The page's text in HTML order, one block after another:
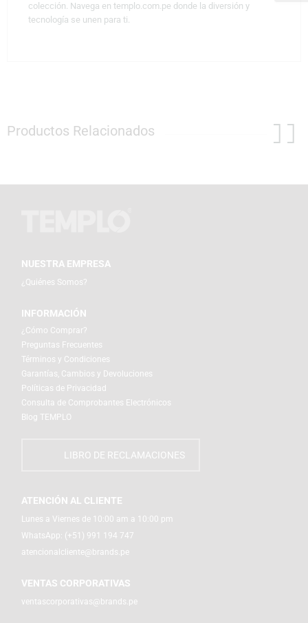
colección. Navega en templo.com.pe donde la diversión y
tecnología se unen para ti.
Productos Relacionados
NUESTRA EMPRESA
¿Quiénes Somos?
INFORMACIÓN
¿Cómo Comprar?
Preguntas Frecuentes
Términos y Condiciones
Garantías, Cambios y Devoluciones
Políticas de Privacidad
Consulta de Comprobantes Electrónicos
Blog TEMPLO
LIBRO DE RECLAMACIONES
ATENCIÓN AL CLIENTE
Lunes a Viernes de 10:00 am a 10:00 pm
WhatsApp: (+51) 991 194 747
atencionalcliente@brands.pe
VENTAS CORPORATIVAS
ventascorporativas@brands.pe